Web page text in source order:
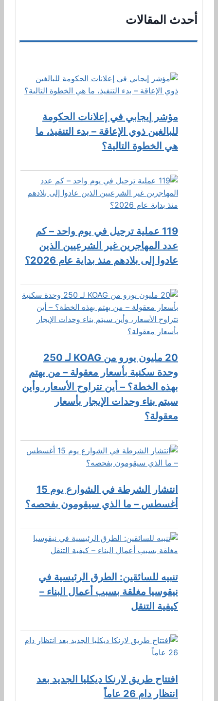
أحدث المقالات
مؤشر إيجابي في إعلانات الحكومة
للبالغين ذوي الإعاقة – بدء التنفيذ، ما
هي الخطوة التالية؟
119 عملية ترحيل في يوم واحد – كم
عدد المهاجرين غير الشرعيين الذين
عادوا إلى بلادهم منذ بداية عام 2026؟
20 مليون يورو من KOAG لـ 250
وحدة سكنية بأسعار معقولة – من يهتم
بهذه الخطة؟ – أين تتراوح الأسعار، وأين
سيتم بناء وحدات الإيجار بأسعار
معقولة؟
انتشار الشرطة في الشوارع يوم 15
أغسطس – ما الذي سيقومون بفحصه؟
تنبيه للسائقين: الطرق الرئيسية في
نيقوسيا مغلقة بسبب أعمال البناء –
كيفية التنقل
افتتاح طريق لارنكا ديكليا الجديد بعد
انتظار دام 26 عاماً